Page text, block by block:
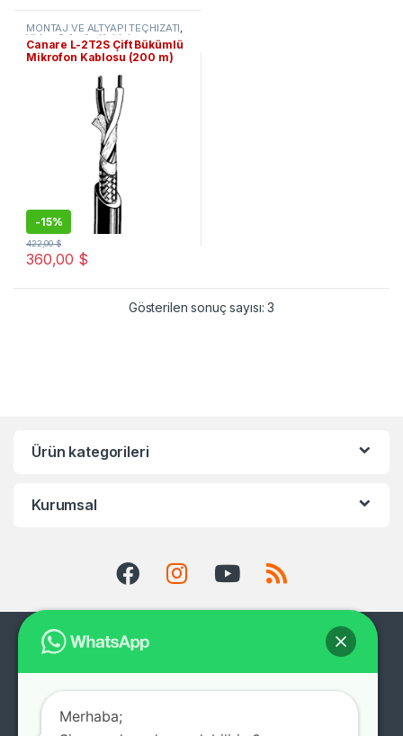
MONTAJ VE ALTYAPI TEÇHİZATI,
Video & Audio Kablolar
Canare L-2T2S Çift Bükümlü
Mikrofon Kablosu (200 m)
-15%
360,00 $
422,00$
Gösterilen sonuç sayısı: 3
Ürün kategorileri
Kurumsal
Merhaba;